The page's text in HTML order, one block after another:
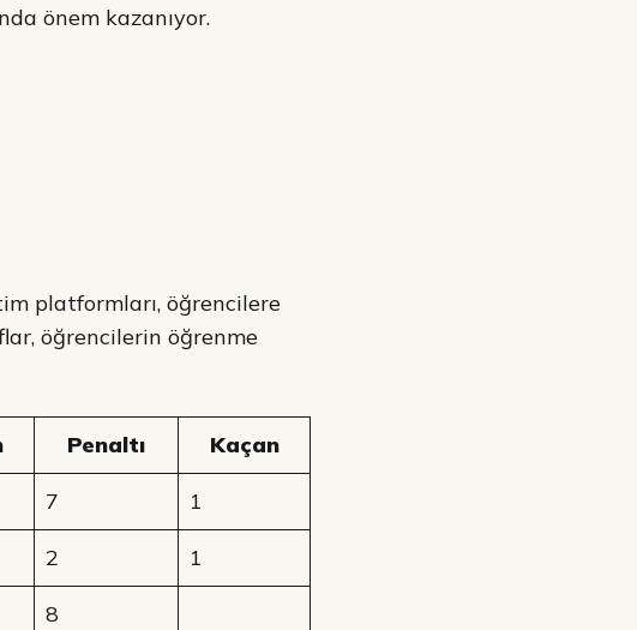
önem kazanıyor.
platformları, öğrencilere
öğrencilerin öğrenme
Penaltı Kaçan
7 1
2 1
8